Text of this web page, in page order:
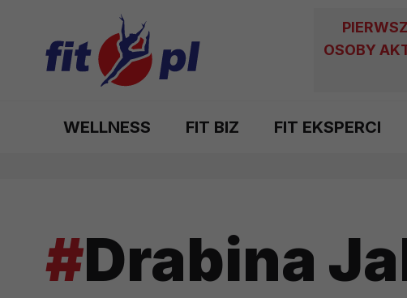
OSOBY
WELLNESS FIT BIZ FIT EKSPERCI
#Drabina